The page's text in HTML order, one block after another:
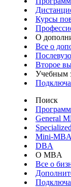
Курсы
О
Все о
Второе
Учебным
Поиск
General
Mini-MBA
DBA
О MBA
Все о